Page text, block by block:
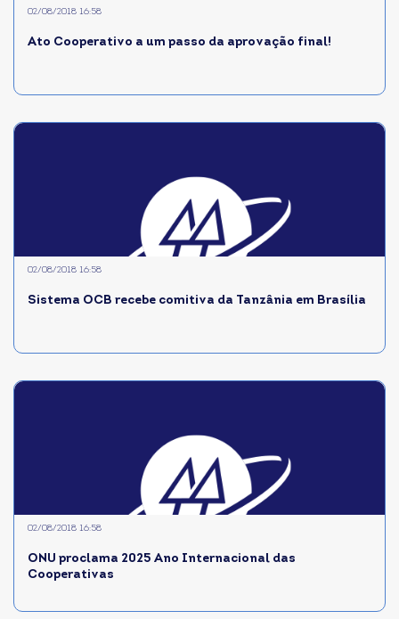
Ato Cooperativo a um passo da aprovação final!
02/08/2018 16:58
Sistema OCB recebe comitiva da Tanzânia em Brasília
02/08/2018 16:58
ONU proclama 2025 Ano Internacional das
Cooperativas
02/08/2018 16:58